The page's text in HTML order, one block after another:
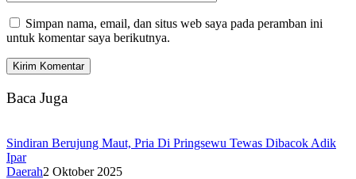
Simpan nama, email, dan situs web saya pada peramban ini
untuk komentar saya berikutnya.
Baca Juga
Sindiran Berujung Maut, Pria Di Pringsewu Tewas Dibacok Adik
Ipar
Daerah2 Oktober 2025